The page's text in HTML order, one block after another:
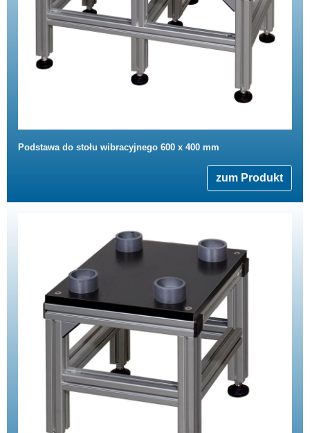
Podstawa do stołu wibracyjnego 600 x 400 mm
zum Produkt